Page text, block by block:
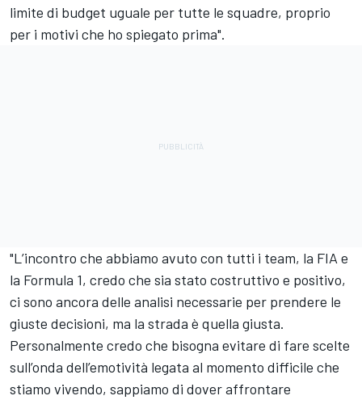
limite di budget uguale per tutte le squadre, proprio
per i motivi che ho spiegato prima".
"L’incontro che abbiamo avuto con tutti i team, la FIA e
la Formula 1, credo che sia stato costruttivo e positivo,
ci sono ancora delle analisi necessarie per prendere le
giuste decisioni, ma la strada è quella giusta.
Personalmente credo che bisogna evitare di fare scelte
sull’onda dell’emotività legata al momento difficile che
stiamo vivendo, sappiamo di dover affrontare